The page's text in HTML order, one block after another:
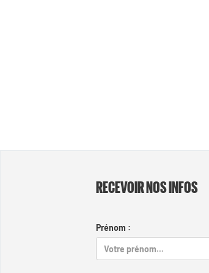
RECEVOIR NOS INFOS
Prénom :